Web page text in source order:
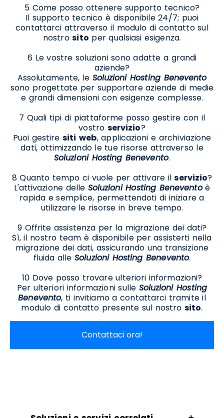
5 Come posso ottenere supporto tecnico?
Il supporto tecnico è disponibile 24/7; puoi
contattarci attraverso il modulo di contatto sul
nostrosito per qualsiasi esigenza.
6 Le vostre soluzioni sono adatte a grandi
aziende?
Assolutamente, le Soluzioni Hosting Benevento
sono progettate per supportare aziende di medie
e grandi dimensioni con esigenze complesse.
7 Quali tipi di piattaforme posso gestire con il
vostro servizio?
Puoi gestiresiti web, applicazioni e archiviazione
dati, ottimizzando le tue risorse attraverso le
Soluzioni Hosting Benevento.
8 Quanto tempo ci vuole per attivare ilservizio?
L'attivazione delle Soluzioni Hosting Beneventoè
rapida e semplice, permettendoti di iniziare a
utilizzare le risorse in breve tempo.
9 Offrite assistenza per la migrazione dei dati?
Sì, il nostro team è disponibile per assisterti nella
migrazione dei dati, assicurando una transizione
fluida alleSoluzioni Hosting Benevento.
10 Dove posso trovare ulteriori informazioni?
Per ulteriori informazioni sulle Soluzioni Hosting
Benevento, ti invitiamo a contattarci tramite il
modulo di contatto presente sul nostro sito.
Contattaci ora!